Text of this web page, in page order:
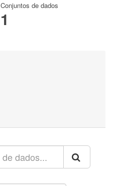
Conjuntos de dados
1